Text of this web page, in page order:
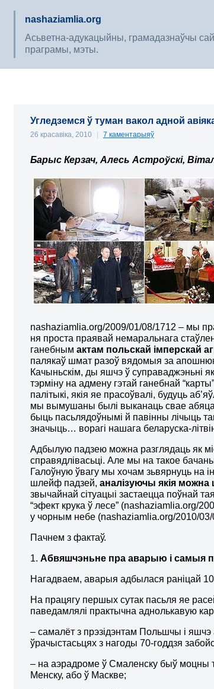
nashaziamlia.org
Асьветна-адукацыйны, грамадазнаўчы сайт
праграмы, мэты.
Угледземся ў туман вакол адной
26 красавіка, 2010 | 7 каментарыяў
Барыс Керзач, Алесь Астроўскі,
nashaziamlia.org/2009/01/08/1712 – мы
ня проста праявай немаральнага
ганебнымактам польскай імперскай
палякаў шмат разоў вядомыя за
Качыньскім, ды яшчэ ў суправаджэньні
тэрміну на адмену гэтай ганебнай
палітыкі, якія яе прасоўвалі, будуць
мы вымушаны былі выканаць свае
быць пасьлядоўнымі й павінны лічыць
значыць… ворагі нашага беларуска-
Адбылую падзею можна разглядаць як
справядлівасьці. Але мы на такое
Галоўную ўвагу мы хочам зьвярнуць на
шлейф падзей,аналізуючы якія
звычайнай сітуацыі застаецца поўнай
“эфект крука ў лесе” (nashaziamlia.org/
у чорным небе (nashaziamlia.org/2010/03/
Пачнем з фактаў.
1.Абвяшчэньне пра аварыю і самыя
Нагадваем, аварыя адбылася раніцай 10
На працягу першых сутак пасьля яе
паведамлялі практычна аднолькавую
– самалёт з прэзідэнтам Польшчы і
ўрачыстасьцях з нагоды 70-годдзя
– на аэрадроме ў Смаленску быў моцны
Менску, або ў Маскве;